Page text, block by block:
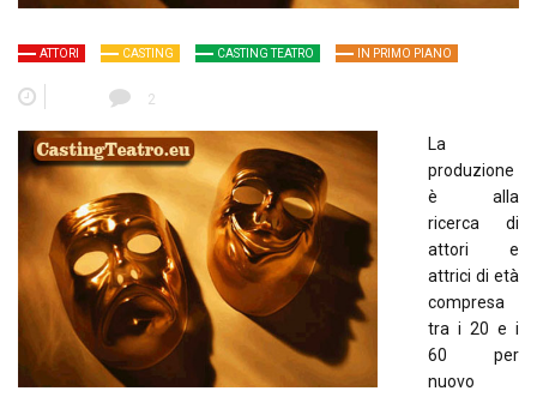
ATTORI CASTING CASTING TEATRO IN PRIMO PIANO
2
La
produzione
è alla
ricerca di
attori e
attrici di età
compresa
tra i 20 e i
60 per
nuovo